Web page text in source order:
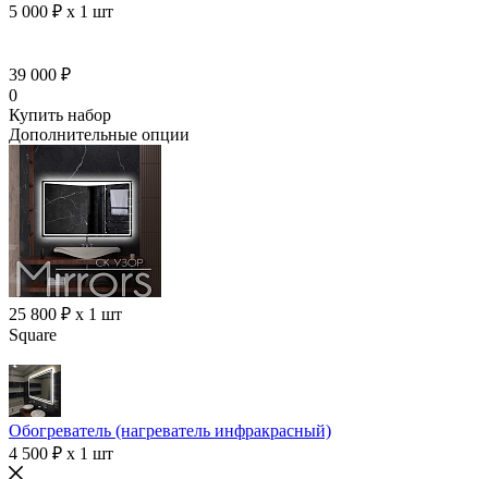
5 000 ₽ x 1 шт
39 000 ₽
0
Купить набор
Дополнительные опции
25 800 ₽ x 1 шт
Square
Обогреватель (нагреватель инфракрасный)
4 500 ₽ x 1 шт